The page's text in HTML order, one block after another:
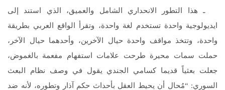
ـ هذا التطور الانحداري الشامل والعميق، الذي استند إلى
ايديولوجية واحدة تستخدم لغة واحدة، وتقرأ الواقع العربي بطريقة
واحدة، وتتخذ مواقف واحدة حيال الآخرين، وأحدهما حيال الآخر،
حملت سمات محيرة طرحت علامات استفهام مفعمة بالغموض،
جعلت بعثياً قديما كسامي الجندي يقول في وصف نظام البعث
السوري: “مُحال أن يحيط العقل بأحداث حكم آذار وتطوره، لأنه ضد